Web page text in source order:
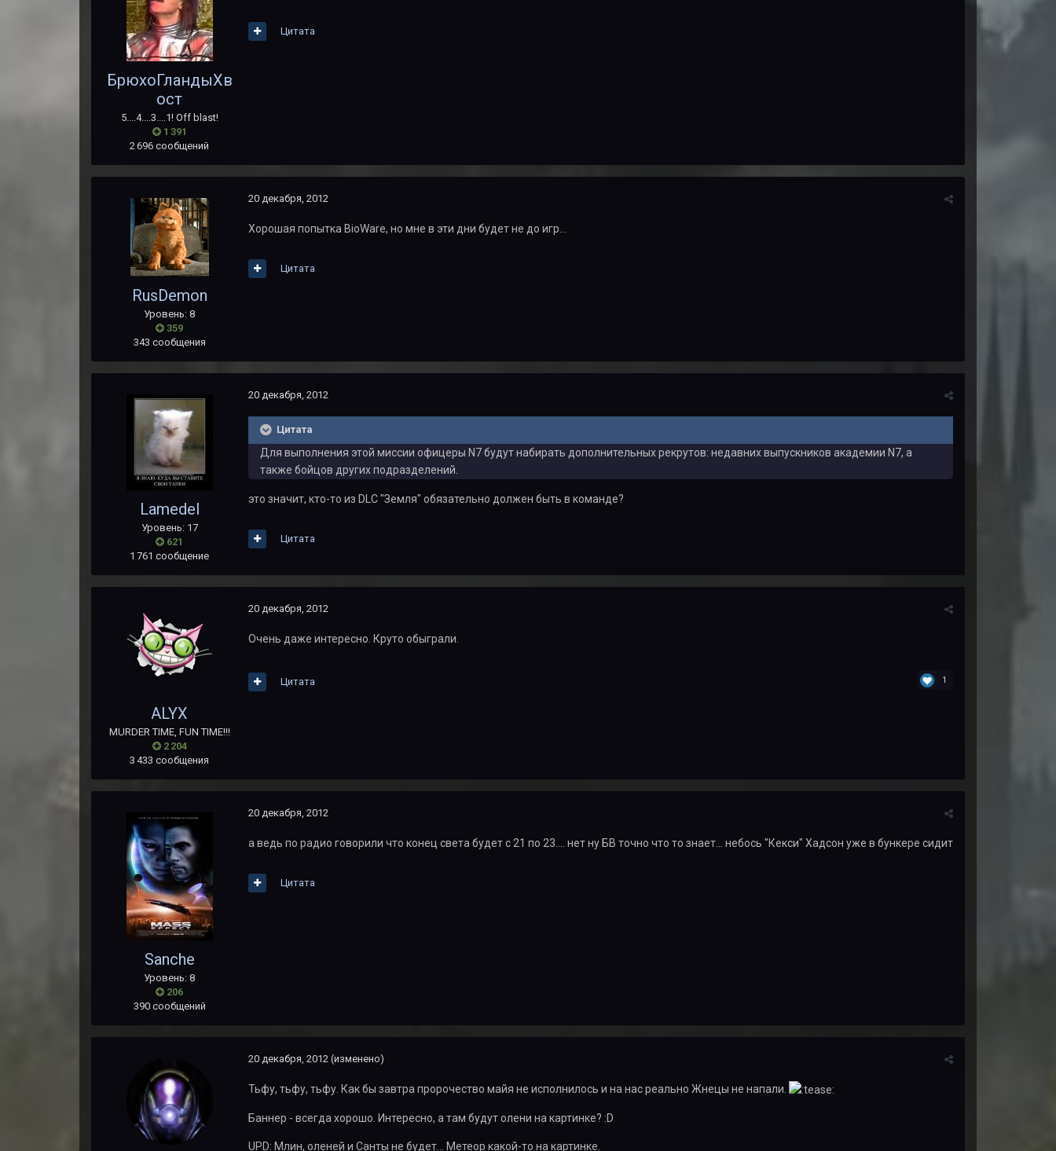
БрюхоГландыХв
ост
5....4....3....1! Off blast!
1 391
2 696 сообщений
Цитата
RusDemon
Уровень: 8
359
343 сообщения
20 декабря, 2012
Хорошая попытка BioWare, но мне в эти дни будет не до игр...
Цитата
Lamedel
Уровень: 17
621
1 761 сообщение
20 декабря, 2012
Цитата
Для выполнения этой миссии офицеры N7 будут набирать дополнительных рекрутов: недавних выпускников академии N7, а
также бойцов других подразделений.
это значит, кто-то из DLC "Земля" обязательно должен быть в команде?
Цитата
ALYX
MURDER TIME, FUN TIME!!!
2 204
3 433 сообщения
20 декабря, 2012
Очень даже интересно. Круто обыграли.
1
Цитата
Sanche
Уровень: 8
206
390 сообщений
20 декабря, 2012
а ведь по радио говорили что конец света будет с 21 по 23.... нет ну БВ точно что то знает... небось "Кекси" Хадсон уже в бункере сидит
Цитата
20 декабря, 2012 (изменено)
Тьфу, тьфу, тьфу. Как бы завтра пророчество майя не исполнилось и на нас реально Жнецы не напали.
Баннер - всегда хорошо. Интересно, а там будут олени на картинке? :D
UPD: Млин, оленей и Санты не будет... Метеор какой-то на картинке.